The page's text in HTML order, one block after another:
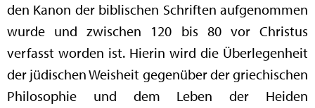
den Kanon der biblischen Schriften aufgenommen
wurde und zwischen 120 bis 80 vor Christus
verfasst worden ist. Hierin wird die Überlegenheit
der jüdischen Weisheit gegenüber der griechischen
Philosophie und dem Leben der Heiden